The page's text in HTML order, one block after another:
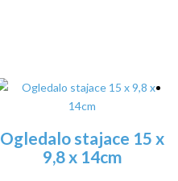
Ogledalo stajace 15 x
9,8 x 14cm